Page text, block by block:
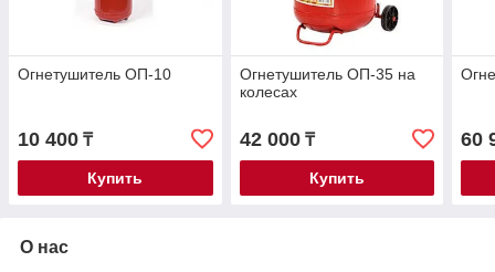
Огнетушитель ОП-10
10 400 ₸
Купить
Огнетушитель ОП-35 на
колесах
42 000₸
Купить
60
О нас